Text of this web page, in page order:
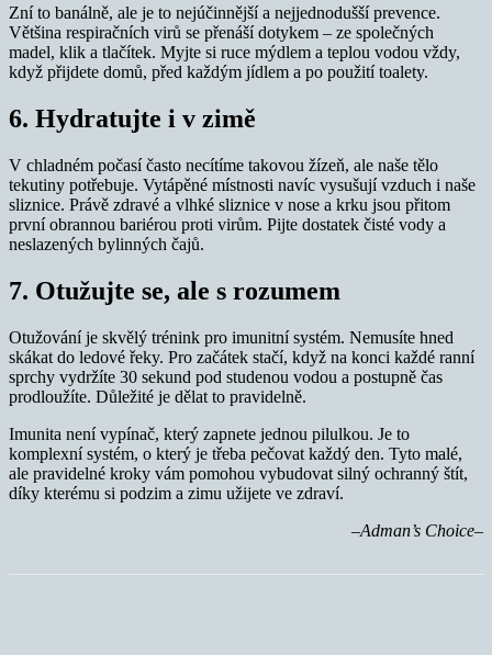
Zní to banálně, ale je to nejúčinnější a nejjednodušší prevence.
Většina respiračních virů se přenáší dotykem – ze společných
madel, klik a tlačítek. Myjte si ruce mýdlem a teplou vodou vždy,
když přijdete domů, před každým jídlem a po použití toalety.
6. Hydratujte i v zimě
V chladném počasí často necítíme takovou žízeň, ale naše tělo
tekutiny potřebuje. Vytápěné místnosti navíc vysušují vzduch i naše
sliznice. Právě zdravé a vlhké sliznice v nose a krku jsou přitom
první obrannou bariérou proti virům. Pijte dostatek čisté vody a
neslazených bylinných čajů.
7. Otužujte se, ale s rozumem
Otužování je skvělý trénink pro imunitní systém. Nemusíte hned
skákat do ledové řeky. Pro začátek stačí, když na konci každé ranní
sprchy vydržíte 30 sekund pod studenou vodou a postupně čas
prodloužíte. Důležité je dělat to pravidelně.
Imunita není vypínač, který zapnete jednou pilulkou. Je to
komplexní systém, o který je třeba pečovat každý den. Tyto malé,
ale pravidelné kroky vám pomohou vybudovat silný ochranný štít,
díky kterému si podzim a zimu užijete ve zdraví.
–Adman’s Choice–